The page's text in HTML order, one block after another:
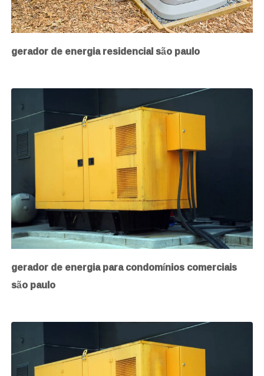
gerador de energia residencial são paulo
gerador de energia para condomínios comerciais
são paulo